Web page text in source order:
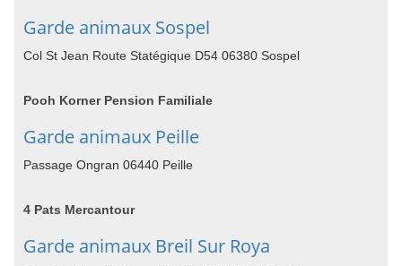
Garde animaux Sospel
Col St Jean Route Statégique D54 06380 Sospel
Pooh Korner Pension Familiale
Garde animaux Peille
Passage Ongran 06440 Peille
4 Pats Mercantour
Garde animaux Breil Sur Roya